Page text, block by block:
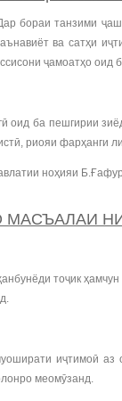
бораи танзими
ва сатҳи
ҷамоатҳо оид
оид ба пешгирии
риояи фарҳанги
ноҳияи
тоҷик
иҷтимоӣ
меомӯзанд.